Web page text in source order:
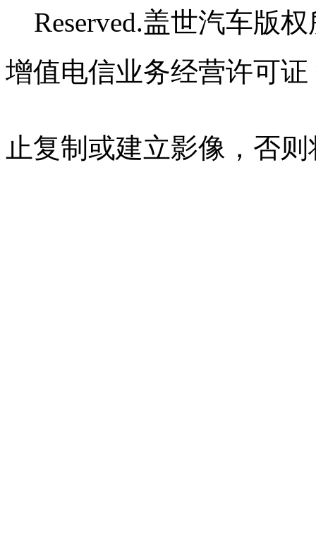
Reserved.盖世汽车版
增值电信业务经营许可证
止复制或建立影像，否